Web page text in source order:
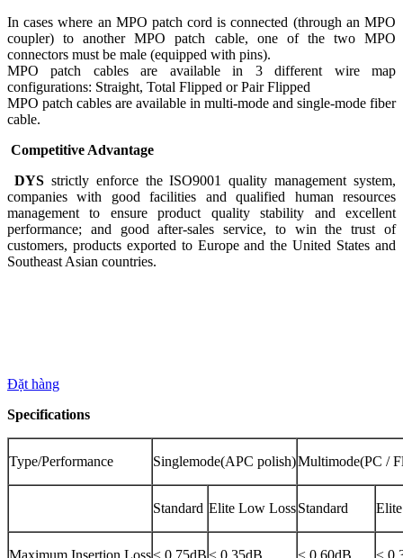
In cases where an MPO patch cord is connected (through an MPO
coupler) to another MPO patch cable, one of the two MPO
connectors must be male (equipped with pins).
MPO patch cables are available in 3 different wire map
configurations: Straight, Total Flipped or Pair Flipped
MPO patch cables are available in multi-mode and single-mode fiber
cable.
Competitive Advantage
DYS strictly enforce the ISO9001 quality management system,
companies with good facilities and qualified human resources
management to ensure product quality stability and excellent
performance; and good after-sales service, to win the trust of
customers, products exported to Europe and the United States and
Southeast Asian countries.
Đặt hàng
Specifications
Type/Performance Singlemode(APC polish)Multimode(PC /
Standard Elite Low LossStandard
Maximum Insertion Loss≤ 0.75dB≤ 0.35dB ≤ 0.60dB ≤